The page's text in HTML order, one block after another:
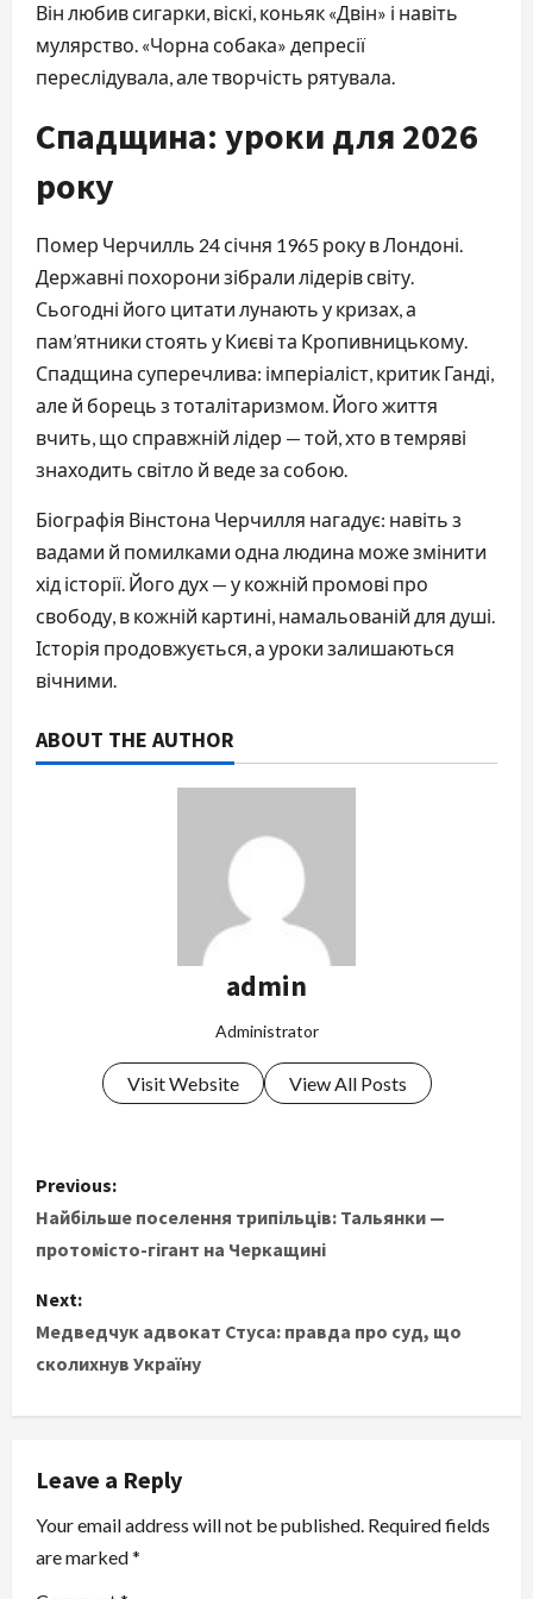
Він любив сигарки, віскі, коньяк «Двін» і навіть
мулярство. «Чорна собака» депресії
переслідувала, але творчість рятувала.
Спадщина: уроки для 2026
року
Помер Черчилль 24 січня 1965 року в Лондоні.
Державні похорони зібрали лідерів світу.
Сьогодні його цитати лунають у кризах, а
пам’ятники стоять у Києві та Кропивницькому.
Спадщина суперечлива: імперіаліст, критик Ганді,
але й борець з тоталітаризмом. Його життя
вчить, що справжній лідер — той, хто в темряві
знаходить світло й веде за собою.
Біографія Вінстона Черчилля нагадує: навіть з
вадами й помилками одна людина може змінити
хід історії. Його дух — у кожній промові про
свободу, в кожній картині, намальованій для душі.
Історія продовжується, а уроки залишаються
вічними.
ABOUT THE AUTHOR
admin
Administrator
Visit Website View All Posts
P
o
s
t
n
a
v
i
g
Previous:
Найбільше поселення трипільців: Тальянки —
протомісто-гігант на Черкащині
Next:
Медведчук адвокат Стуса: правда про суд, що
сколихнув Україну
Leave a Reply
Your email address will not be published. Required fields
are marked*